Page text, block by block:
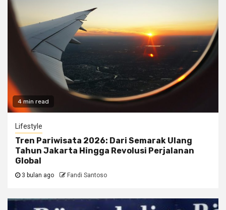
4 min read
Lifestyle
Tren Pariwisata 2026: Dari Semarak Ulang
Tahun Jakarta Hingga Revolusi Perjalanan
Global
3 bulan ago Fandi Santoso